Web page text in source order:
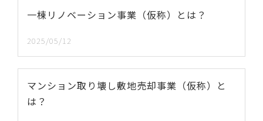
一棟リノベーション事業（仮称）とは？
2025/05/12
マンション取り壊し敷地売却事業（仮称）と
は？